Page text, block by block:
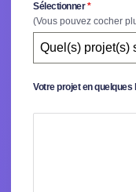
Sélectionner*
(Vous pouvez cocher
Quel(s) projet(s)
Votre projet en quelques